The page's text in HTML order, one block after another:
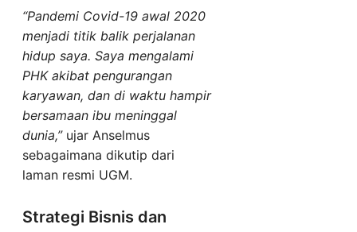
“Pandemi Covid-19 awal 2020
menjadi titik balik perjalanan
hidup saya. Saya mengalami
PHK akibat pengurangan
karyawan, dan di waktu hampir
bersamaan ibu meninggal
dunia,”ujar Anselmus
sebagaimana dikutip dari
laman resmi UGM.
Strategi Bisnis dan